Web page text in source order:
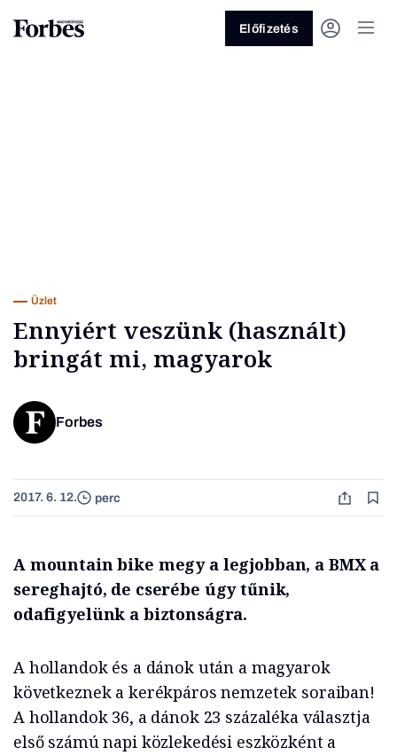
Előfizetés
Üzlet
Ennyiért veszünk (használt)
bringát mi, magyarok
Forbes
2017. 6. 12. perc
A mountain bike megy a legjobban, a BMX a
sereghajtó, de cserébe úgy tűnik,
odafigyelünk a biztonságra.
A hollandok és a dánok után a magyarok
következnek a kerékpáros nemzetek soraiban!
A hollandok 36, a dánok 23 százaléka választja
első számú napi közlekedési eszközként a